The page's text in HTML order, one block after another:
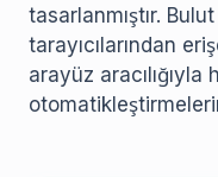
tasarlanmıştır. Bulut
tarayıcılarından
arayüz